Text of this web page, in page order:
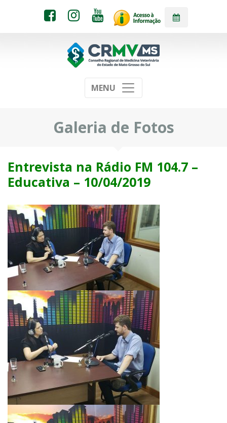
MENU
Galeria de Fotos
Entrevista na Rádio FM 104.7 –
Educativa – 10/04/2019